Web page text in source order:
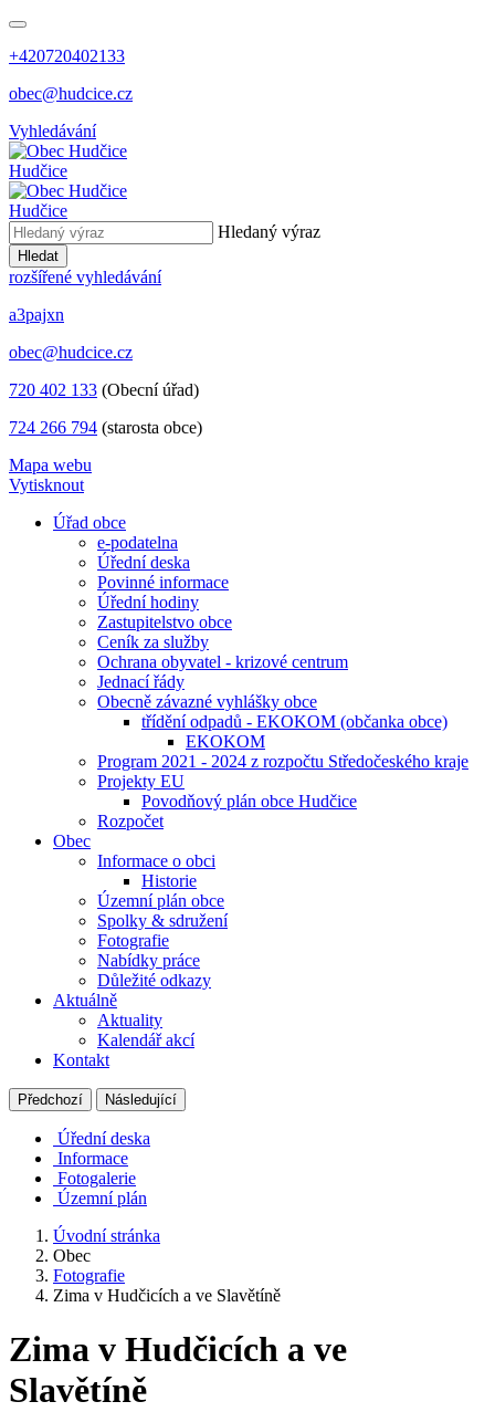
+420720402133
obec@hudcice.cz
Vyhledávání
Hudčice
Hudčice
Hledaný výraz
Hledat
rozšířené vyhledávání
a3pajxn
obec@hudcice.cz
720 402 133 (Obecní úřad)
724 266 794 (starosta obce)
Mapa webu
Vytisknout
Úřad obce
e-podatelna
Úřední deska
Povinné informace
Úřední hodiny
Zastupitelstvo obce
Ceník za služby
Ochrana obyvatel - krizové centrum
Jednací řády
Obecně závazné vyhlášky obce
třídění odpadů - EKOKOM (občanka obce)
EKOKOM
Program 2021 - 2024 z rozpočtu Středočeského kraje
Projekty EU
Povodňový plán obce Hudčice
Rozpočet
Obec
Informace o obci
Historie
Územní plán obce
Spolky & sdružení
Fotografie
Nabídky práce
Důležité odkazy
Aktuálně
Aktuality
Kalendář akcí
Kontakt
Předchozí Následující
Úřední deska
Informace
Fotogalerie
Územní plán
Úvodní stránka
Obec
Fotografie
Zima v Hudčicích a ve Slavětíně
Zima v Hudčicích a ve
Slavětíně